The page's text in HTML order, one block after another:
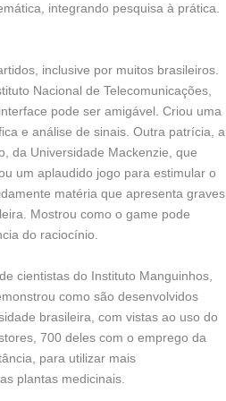
integrando pesquisa à prática.
inclusive por muitos brasileiros.
Nacional de Telecomunicações,
pode ser amigável. Criou uma
e análise de sinais. Outra patrícia, a
da Universidade Mackenzie, que
um aplaudido jogo para estimular o
matéria que apresenta graves
Mostrou como o game pode
do raciocínio.
cientistas do Instituto Manguinhos,
como são desenvolvidos
brasileira, com vistas ao uso do
700 deles com o emprego da
para utilizar mais
plantas medicinais.